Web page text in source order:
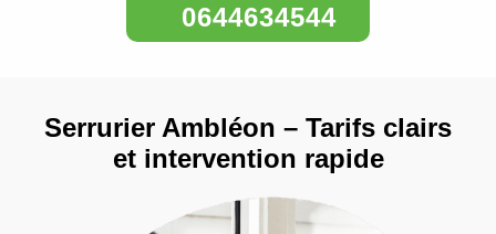
0644634544
Serrurier Ambléon – Tarifs clairs
et intervention rapide